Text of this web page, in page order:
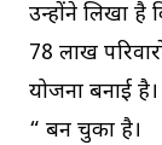
उन्‍होंने लिखा है
78 लाख
योजना बनाई
“ बन चुका है।